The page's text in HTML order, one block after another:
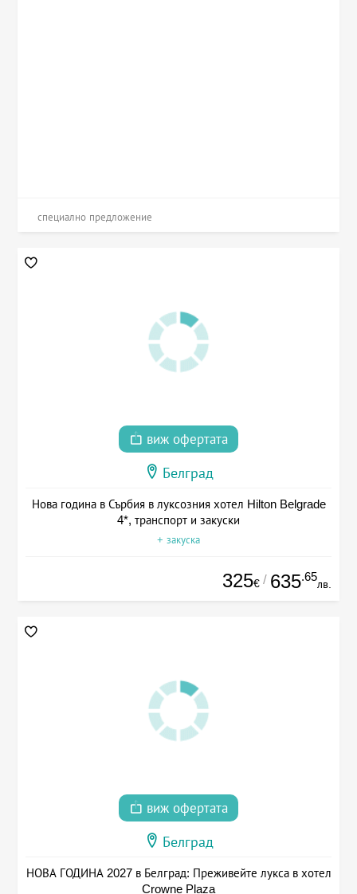
специално предложение
виж офертата
Белград
Нова година в Сърбия в луксозния хотел Hilton Belgrade
4*, транспорт и закуски
+ закуска
325€ / 635.65
лв.
виж офертата
Белград
НОВА ГОДИНА 2027 в Белград: Преживейте лукса в хотел
Crowne Plaza